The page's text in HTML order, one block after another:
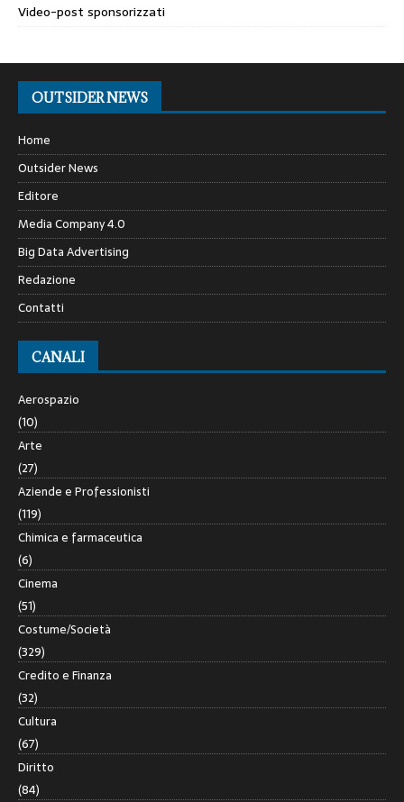
Video-post sponsorizzati
OUTSIDER NEWS
Home
Outsider News
Editore
Media Company 4.0
Big Data Advertising
Redazione
Contatti
CANALI
Aerospazio
(10)
Arte
(27)
Aziende e Professionisti
(119)
Chimica e farmaceutica
(6)
Cinema
(51)
Costume/Società
(329)
Credito e Finanza
(32)
Cultura
(67)
Diritto
(84)